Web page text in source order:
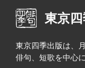
東京
東京四季出版は、
俳句、短歌を中心